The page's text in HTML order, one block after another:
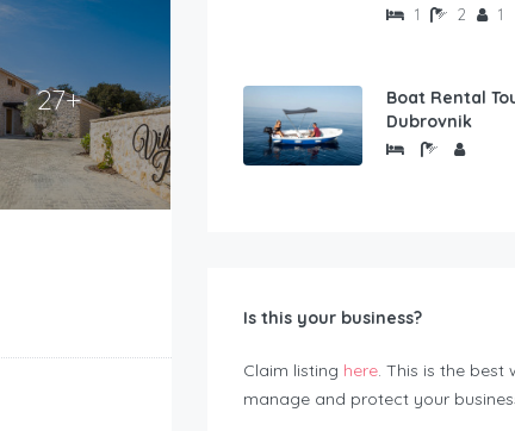
27+
1 2 1
Boat Rental
Dubrovnik
Is this your business?
Claim listing here. This is the best
manage and protect your